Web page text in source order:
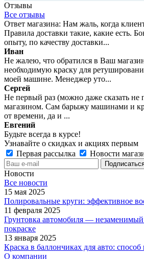
Отзывы
Все отзывы
Ответ магазина: Нам жаль, когда
Правила доставки такие, какие есть.
опыту, по качеству доставки...
Иван
Не жалею, что обратился в Ваш
необходимую краску для
моей машине. Менеджер уто...
Сергей
Не первый раз (можно даже сказать не
магазином. Сам барыжу машинами и
от времени, да и ...
Евгений
Будьте всегда в курсе!
Узнавайте о скидках и акциях первым
Первая рассылка
Новости
Новости
Все новости
15 мая 2025
Полировальные круги: эффективное
11 февраля 2025
Грунтовка автомобиля — незаменимый
покраске
13 января 2025
Краска в баллончиках для авто:
О компании